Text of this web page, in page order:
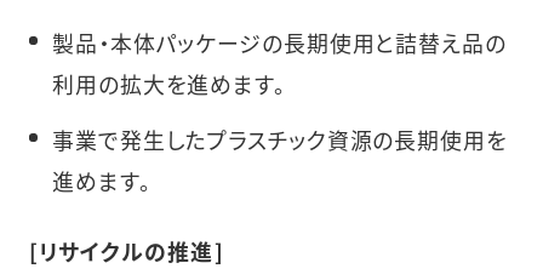
製品・本体パッケージの長期使用と詰替え品の
利用の拡大を進めます。
事業で発生したプラスチック資源の長期使用を
進めます。
[リサイクルの推進]